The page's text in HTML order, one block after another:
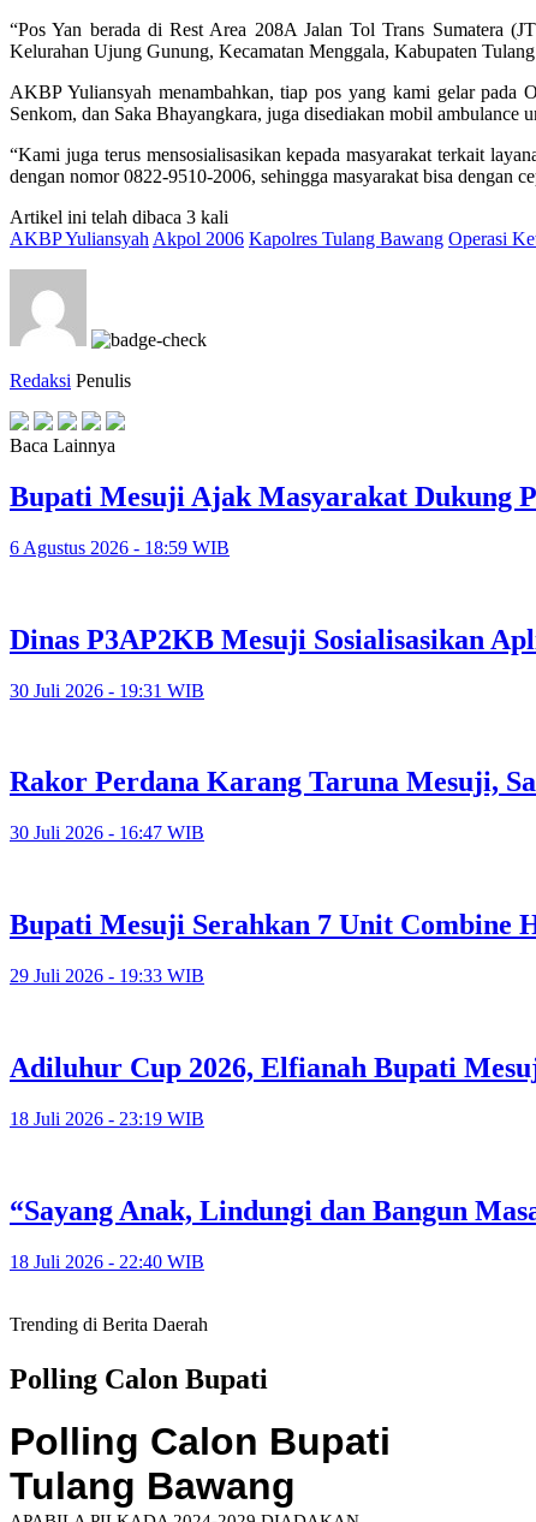
“Pos Yan berada di Rest Area 208A Jalan Tol Trans Sumatera
Kelurahan Ujung Gunung, Kecamatan Menggala, Kabupaten
AKBP Yuliansyah menambahkan, tiap pos yang kami gelar
Senkom, dan Saka Bhayangkara, juga disediakan mobil ambulance
“Kami juga terus mensosialisasikan kepada masyarakat terkait
dengan nomor 0822-9510-2006, sehingga masyarakat bisa dengan
Artikel ini telah dibaca 3 kali
AKBP Yuliansyah Akpol 2006 Kapolres Tulang Bawang Operasi
Redaksi Penulis
Baca Lainnya
Bupati Mesuji Ajak Masyarakat Dukung
6 Agustus 2026 - 18:59 WIB
Dinas P3AP2KB Mesuji Sosialisasikan
30 Juli 2026 - 19:31 WIB
Rakor Perdana Karang Taruna Mesuji,
30 Juli 2026 - 16:47 WIB
Bupati Mesuji Serahkan 7 Unit Combine
29 Juli 2026 - 19:33 WIB
Adiluhur Cup 2026, Elfianah Bupati
18 Juli 2026 - 23:19 WIB
“Sayang Anak, Lindungi dan Bangun
18 Juli 2026 - 22:40 WIB
Trending di Berita Daerah
Polling Calon Bupati